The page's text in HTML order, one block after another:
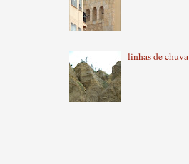
linhas de chuva